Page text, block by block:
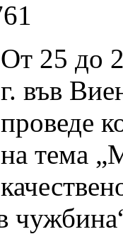
От 25 до
г. във
проведе
на тема